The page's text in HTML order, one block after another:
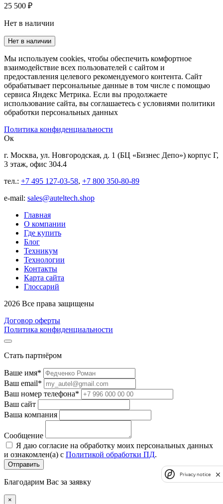
25 500 ₽
Нет в наличии
Нет в наличии
Мы используем cookies, чтобы обеспечить комфортное
взаимодействие всех пользователей с сайтом и
предоставления целевого рекомендуемого контента. Сайт
обрабатывает персональные данные в том числе с помощью
сервиса Яндекс Метрика. Если вы продолжаете
использование сайта, вы соглашаетесь с условиями политики
обработки персональных данных
Политика конфиденциальности
Ок
г. Москва, ул. Новгородская, д. 1 (БЦ «Бизнес Депо») корпус Г,
3 этаж, офис 304.4
тел.: +7 495 127-03-58, +7 800 350-80-89
е-mail: sales@auteltech.shop
Главная
О компании
Где купить
Блог
Техникум
Технологии
Контакты
Карта сайта
Глоссарий
2026 Все права защищены
Договор оферты
Политика конфиденциальности
Стать партнёром
Ваше имя*
Ваш email*
Ваш номер телефона*
Ваш сайт
Ваша компания
Сообщение
Я даю согласие на обработку моих персональных данных
и ознакомлен(а) с Политикой обработки ПД.
Благодарим Вас за заявку
×
Privacy notice